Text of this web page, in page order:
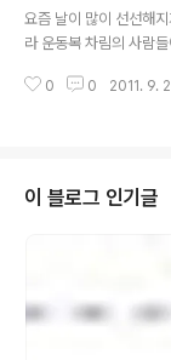
네요. 좋은 뜻의 데이인
그 마음도 나눌 겸 금주
소개됐던 풀무원의 사회
요즘 날이 많이 선선해
라 운동복 차림의 사람
서서히 저물어가는 나뭇
진 사람들이 늘어나서
같네요~ 어떠세요? 풀
들으니 한번 떠나고 싶
지 모르겠다면~!! 후후
장이 소개해드리는, 가
은 물론 강원도, 전라도 등
0 0 2011. 9.
이 블로그 인기글